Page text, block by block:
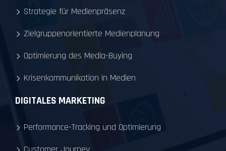
Strategie für Medienpräsenz
Zielgruppenorientierte Medienplanung
Optimierung des Media-Buying
Krisenkommunikation in Medien
DIGITALES MARKETING
Performance-Tracking und Optimierung